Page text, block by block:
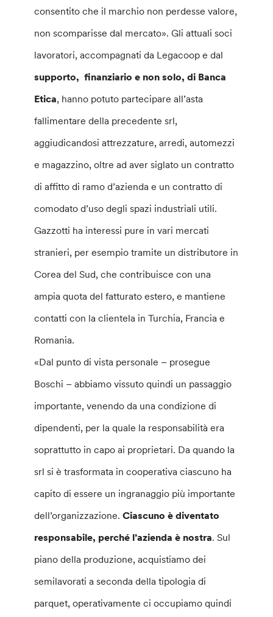
consentito che il marchio non perdesse valore,
non scomparisse dal mercato». Gli attuali soci
lavoratori, accompagnati da Legacoop e dal
supporto, finanziario e non solo, di Banca
Etica, hanno potuto partecipare all’asta
fallimentare della precedente srl,
aggiudicandosi attrezzature, arredi, automezzi
e magazzino, oltre ad aver siglato un contratto
di affitto di ramo d’azienda e un contratto di
comodato d’uso degli spazi industriali utili.
Gazzotti ha interessi pure in vari mercati
stranieri, per esempio tramite un distributore in
Corea del Sud, che contribuisce con una
ampia quota del fatturato estero, e mantiene
contatti con la clientela in Turchia, Francia e
Romania.
«Dal punto di vista personale – prosegue
Boschi – abbiamo vissuto quindi un passaggio
importante, venendo da una condizione di
dipendenti, per la quale la responsabilità era
soprattutto in capo ai proprietari. Da quando la
srl si è trasformata in cooperativa ciascuno ha
capito di essere un ingranaggio più importante
dell’organizzazione.Ciascuno è diventato
responsabile, perché l’azienda è nostra. Sul
piano della produzione, acquistiamo dei
semilavorati a seconda della tipologia di
parquet, operativamente ci occupiamo quindi